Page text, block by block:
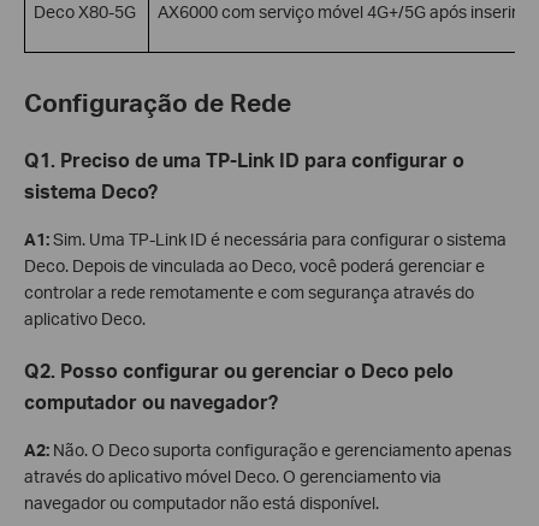
Deco X80-5G AX6000 com serviço móvel 4G+/5G após inserir
Configuração de Rede
Q1. Preciso de uma TP-Link ID para configurar o
sistema Deco?
A1:Sim. Uma TP-Link ID é necessária para configurar o sistema
Deco. Depois de vinculada ao Deco, você poderá gerenciar e
controlar a rede remotamente e com segurança através do
aplicativo Deco.
Q2. Posso configurar ou gerenciar o Deco pelo
computador ou navegador?
A2: Não. O Deco suporta configuração e gerenciamento apenas
através do aplicativo móvel Deco. O gerenciamento via
navegador ou computador não está disponível.